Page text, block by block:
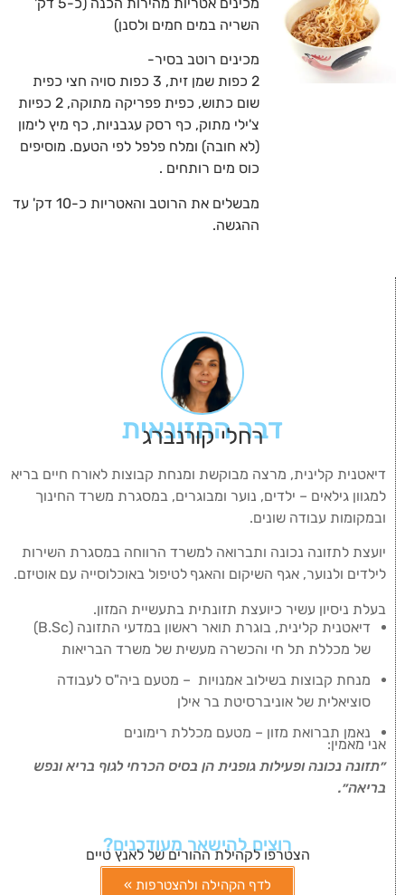
השריה במים חמים ולסנן)
מכינים רוטב בסיר-
2 כפות שמן זית, 3 כפות סויה חצי כפית
שום כתוש, כפית פפריקה מתוקה, 2 כפיות
צ'ילי מתוק, כף רסק עגבניות, כף מיץ לימון
(לא חובה) ומלח פלפל לפי הטעם. מוסיפים
כוס מים רותחים .
מבשלים את הרוטב והאטריות כ-10 דק' עד
ההגשה.
דבר התזונאית
רחלי קורנברג
דיאטנית קלינית, מרצה מבוקשת ומנחת קבוצות לאורח חיים בריא
למגוון גילאים – ילדים, נוער ומבוגרים, במסגרת משרד החינוך
ובמקומות עבודה שונים.
יועצת לתזונה נכונה ותברואה למשרד הרווחה במסגרת השירות
לילדים ולנוער, אגף השיקום והאגף לטיפול באוכלוסייה עם אוטיזם.
בעלת ניסיון עשיר כיועצת תזונתית בתעשיית המזון.
דיאטנית קלינית, בוגרת תואר ראשון במדעי התזונה (B.Sc)
של מכללת תל חי והכשרה מעשית של משרד הבריאות
מנחת קבוצות בשילוב אמנויות – מטעם ביה"ס לעבודה
סוציאלית של אוניברסיטת בר אילן
נאמן תברואת מזון – מטעם מכללת רימונים
אני מאמין:
״תזונה נכונה ופעילות גופנית הן בסיס הכרחי לגוף בריא ונפש
בריאה״.
רוצים להישאר מעודכנים?
הצטרפו לקהילת ההורים של לאנץ טיים
לדף הקהילה ולהצטרפות »